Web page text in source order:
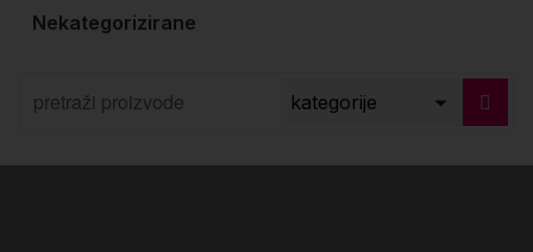
Nekategorizirane